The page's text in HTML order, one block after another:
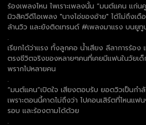
ร้องเพลงไหน ไพเราะเพลงนั้น “มนต์แคน แก่
มิวสิควีดีโอเพลง "นางไอ่ของอ้าย" ได้ไม่ถึงเดื
ล้านวิว และยังติดเทรนด์ #เพลงมาแรง บนยูทู
.
เรียกได้ว่าแรง ทั้งลูกคอ น้ำเสียง ลีลาการร้อง
ตรงชีวิตจริงของหลายๆคนที่เคยมีแฟนในวัยเด็
พรากไปหลายคน
.
“มนต์แคน”เปิดใจ เสียงตอบรับ ยอดวิวเป็นกำ
เพราะตอนนี้คาดไม่ถึงว่า ไปคอนเสิร์ตที่ไหนแฟ
รอบ และร้องตามได้ด้วย
.